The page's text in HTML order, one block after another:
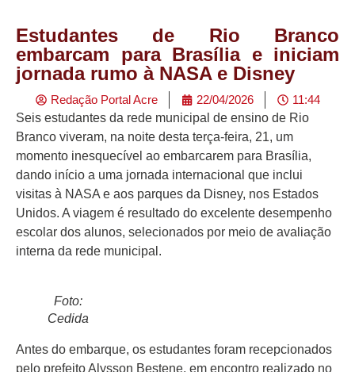
Últimas
Notícias
Agenda
Estudantes de Rio Branco
embarcam para Brasília e iniciam
jornada rumo à NASA e Disney
Redação Portal Acre 22/04/2026
11:44
Seis estudantes da rede municipal de ensino de Rio
Branco viveram, na noite desta terça-feira, 21, um
momento inesquecível ao embarcarem para Brasília,
dando início a uma jornada internacional que inclui
visitas à NASA e aos parques da Disney, nos Estados
Unidos. A viagem é resultado do excelente desempenho
escolar dos alunos, selecionados por meio de avaliação
interna da rede municipal.
Foto:
Cedida
Antes do embarque, os estudantes foram recepcionados
pelo prefeito Alysson Bestene, em encontro realizado no